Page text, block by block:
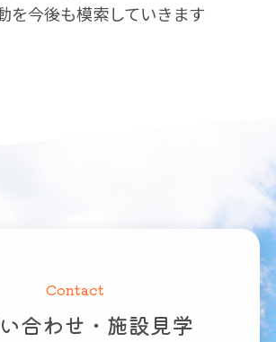
を今後も模索していきます
Contact
合わせ・施設見学